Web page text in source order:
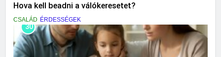
Hova kell beadni a válókeresetet?
CSALÁD ÉRDESSÉGEK
30